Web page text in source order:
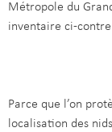
Métropole du
inventaire ci-
Parce que l’on
localisation des